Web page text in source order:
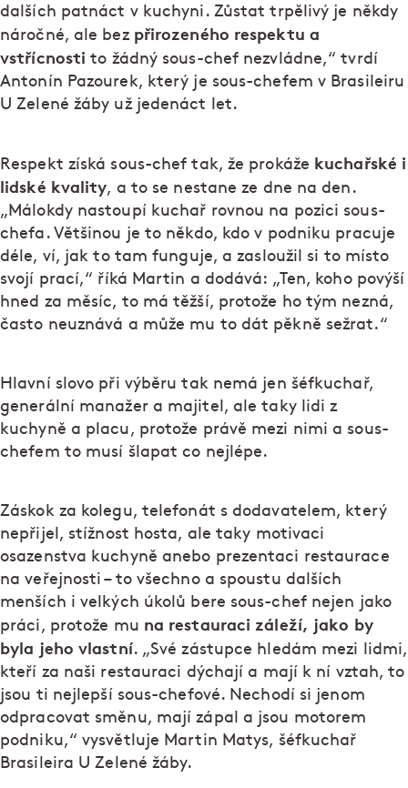
dalších patnáct v kuchyni. Zůstat trpělivý je někdy
náročné, ale bez přirozeného respektu a
vstřícnosti to žádný sous-chef nezvládne,“ tvrdí
Antonín Pazourek, který je sous-chefem v Brasileiru
U Zelené žáby už jedenáct let.
Respekt získá sous-chef tak, že prokáže kuchařské i
lidské kvality, a to se nestane ze dne na den.
„Málokdy nastoupí kuchař rovnou na pozici sous-
chefa. Většinou je to někdo, kdo v podniku pracuje
déle, ví, jak to tam funguje, a zasloužil si to místo
svojí prací,“ říká Martin a dodává: „Ten, koho povýší
hned za měsíc, to má těžší, protože ho tým nezná,
často neuznává a může mu to dát pěkně sežrat.“
Hlavní slovo při výběru tak nemá jen šéfkuchař,
generální manažer a majitel, ale taky lidi z
kuchyně a placu, protože právě mezi nimi a sous-
chefem to musí šlapat co nejlépe.
Záskok za kolegu, telefonát s dodavatelem, který
nepřijel, stížnost hosta, ale taky motivaci
osazenstva kuchyně anebo prezentaci restaurace
na veřejnosti – to všechno a spoustu dalších
menších i velkých úkolů bere sous-chef nejen jako
práci, protože mu na restauraci záleží, jako by
byla jeho vlastní. „Své zástupce hledám mezi lidmi,
kteří za naši restauraci dýchají a mají k ní vztah, to
jsou ti nejlepší sous-chefové. Nechodí si jenom
odpracovat směnu, mají zápal a jsou motorem
podniku,“ vysvětluje Martin Matys, šéfkuchař
Brasileira U Zelené žáby.